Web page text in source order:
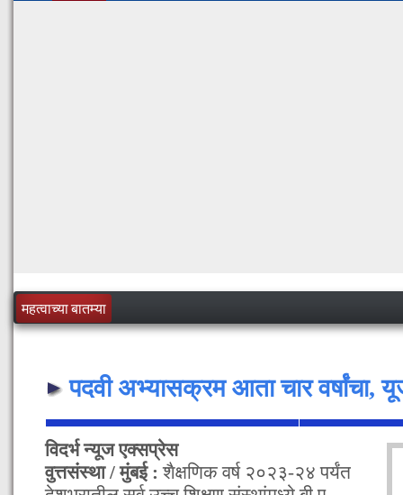
महत्वाच्या बातम्या
पदवी अभ्यासक्रम आता चार वर्षांचा,
विदर्भ न्यूज एक्सप्रेस
वुत्तसंस्था / मुंबई :शैक्षणिक वर्ष २०२३-२४ पर्यंत